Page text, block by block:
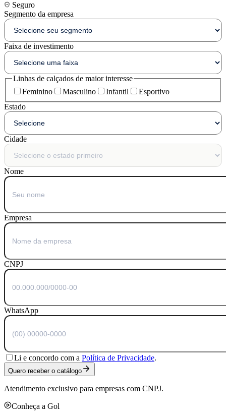
Seguro
Segmento da empresa
Faixa de investimento
Linhas de calçados de maior interesse
Feminino
Masculino Infantil
Esportivo
Estado
Cidade
Nome
Empresa
CNPJ
WhatsApp
Li e concordo com a Política de Privacidade.
Quero receber o catálogo
Atendimento exclusivo para empresas com CNPJ.
Conheça a Gol